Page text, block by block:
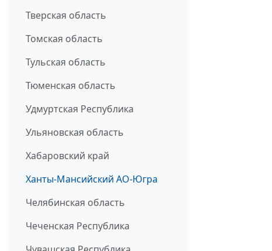
Тверская область
Томская область
Тульская область
Тюменская область
Удмуртская Республика
Ульяновская область
Хабаровский край
Ханты-Мансийский АО-Югра
Челябинская область
Чеченская Республика